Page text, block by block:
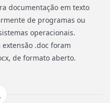
documentação em texto
de programas ou
operacionais.
.doc foram
de formato aberto.